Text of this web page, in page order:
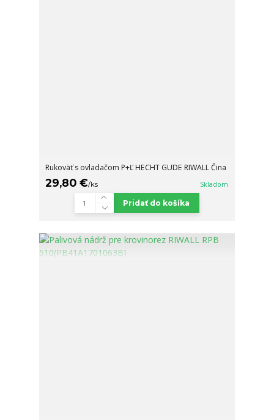
Rukoväť s ovladačom P+Ľ HECHT GUDE RIWALL Čina
29,80 €/ks Skladom
Pridať do košíka